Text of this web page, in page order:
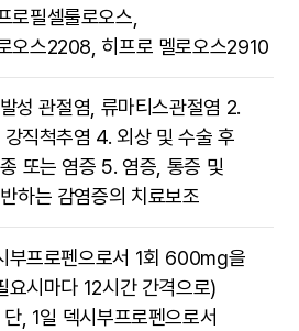
로필셀룰로오스,
오스2208, 히프로 멜로오스2910
성 관절염, 류마티스관절염 2.
직척추염 4. 외상 및 수술 후
또는 염증 5. 염증, 통증 및
하는 감염증의 치료보조
부프로펜으로서 1회 600mg을
요시마다 12시간 간격으로)
, 1일 덱시부프로펜으로서